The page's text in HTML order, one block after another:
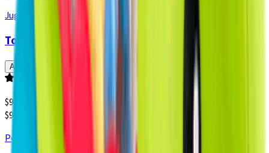
Juguetería Importada
Torre Infantil con Pelotas
Agregar
$9.990
$9.990 x un
Pet's Fun